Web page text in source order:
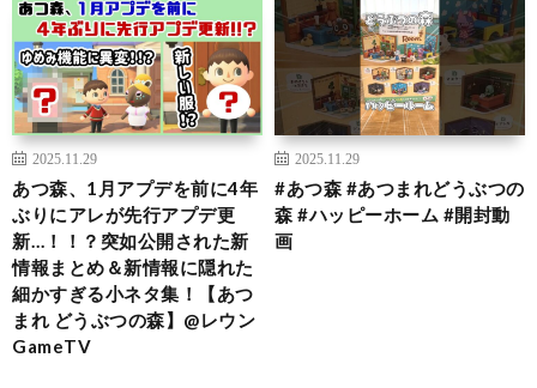
2025.11.29
あつ森、1月アプデを前に4年
ぶりにアレが先行アプデ更
新…！！？突如公開された新
情報まとめ＆新情報に隠れた
細かすぎる小ネタ集！【あつ
まれ どうぶつの森】@レウン
GameTV
2025.11.29
#あつ森 #あつまれどうぶつの
森 #ハッピーホーム #開封動
画